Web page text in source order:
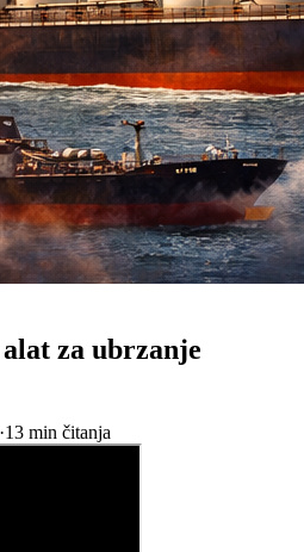
za ubrzanje
·13 min čitanja